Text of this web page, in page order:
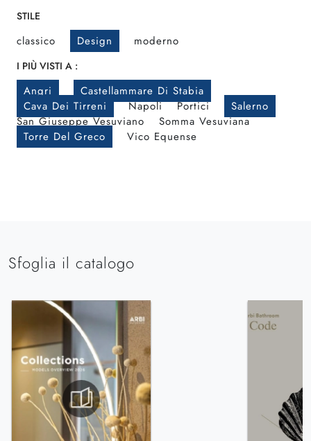
STILE
classico Design moderno
I PIÙ VISTI A :
Angri
Castellammare Di Stabia
Cava Dei Tirreni
Napoli Portici
Salerno
San Giuseppe Vesuviano
Somma Vesuviana
Torre Del Greco
Vico Equense
Sfoglia il catalogo